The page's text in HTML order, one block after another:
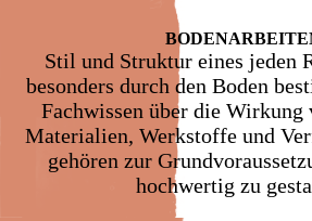
Stil und Struktur eines jeden
besonders durch den Boden
Fachwissen über die Wirkung
Materialien, Werkstoffe und
gehören zur
hochwertig zu